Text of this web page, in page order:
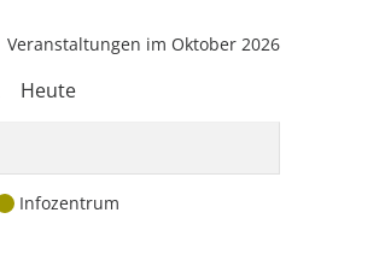
Veranstaltungen im Oktober 2026
Heute
Infozentrum